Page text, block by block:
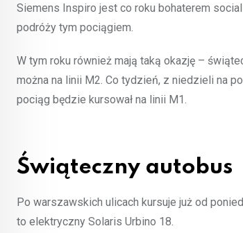
Siemens Inspiro jest co roku bohaterem
podróży tym pociągiem.
W tym roku również mają taką okazję –
można na linii M2. Co tydzień, z niedzieli na
pociąg będzie kursował na linii M1.
Świąteczny autobus
Po warszawskich ulicach kursuje już od
to elektryczny Solaris Urbino 18.